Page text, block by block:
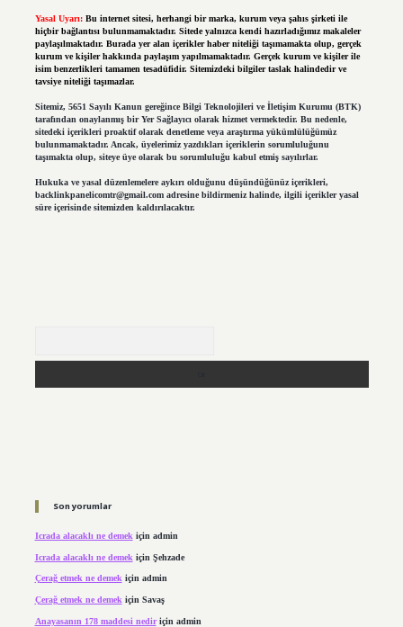
Yasal Uyarı: Bu internet sitesi, herhangi bir marka, kurum veya şahıs şirketi ile
hiçbir bağlantısı bulunmamaktadır. Sitede yalnızca kendi hazırladığımız makaleler
paylaşılmaktadır. Burada yer alan içerikler haber niteliği taşımamakta olup, gerçek
kurum ve kişiler hakkında paylaşım yapılmamaktadır. Gerçek kurum ve kişiler ile
isim benzerlikleri tamamen tesadüfidir. Sitemizdeki bilgiler taslak halindedir ve
tavsiye niteliği taşımazlar.
Sitemiz, 5651 Sayılı Kanun gereğince Bilgi Teknolojileri ve İletişim Kurumu (BTK)
tarafından onaylanmış bir Yer Sağlayıcı olarak hizmet vermektedir. Bu nedenle,
sitedeki içerikleri proaktif olarak denetleme veya araştırma yükümlülüğümüz
bulunmamaktadır. Ancak, üyelerimiz yazdıkları içeriklerin sorumluluğunu
taşımakta olup, siteye üye olarak bu sorumluluğu kabul etmiş sayılırlar.
Hukuka ve yasal düzenlemelere aykırı olduğunu düşündüğünüz içerikleri,
backlinkpanelicomtr@gmail.comadresine bildirmeniz halinde, ilgili içerikler yasal
süre içerisinde sitemizden kaldırılacaktır.
Son yorumlar
Icrada alacaklı ne demek için admin
Icrada alacaklı ne demek için Şehzade
Çerağ etmek ne demekiçin admin
Çerağ etmek ne demek için Savaş
Anayasanın 178 maddesi nediriçin admin